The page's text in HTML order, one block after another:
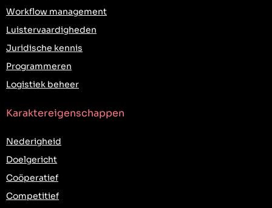
Workflow management
Luistervaardigheden
Juridische kennis
Programmeren
Logistiek beheer
Karaktereigenschappen
Nederigheid
Doelgericht
Coöperatief
Competitief